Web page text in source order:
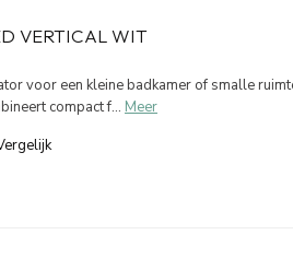
VERTICAL WIT
voor een kleine badkamer of smalle
compact f... Meer